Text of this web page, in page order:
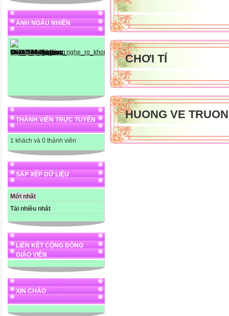
ẢNH NGẪU NHIÊN
THÀNH VIÊN TRỰC TUYẾN
1 khách và 0 thành viên
SẮP XẾP DỮ LIỆU
Mới nhất
Tải nhiều nhất
LIÊN KẾT CỘNG ĐỒNG
GIÁO VIÊN
XIN CHÀO
CHƠI TÍ
HUONG VE